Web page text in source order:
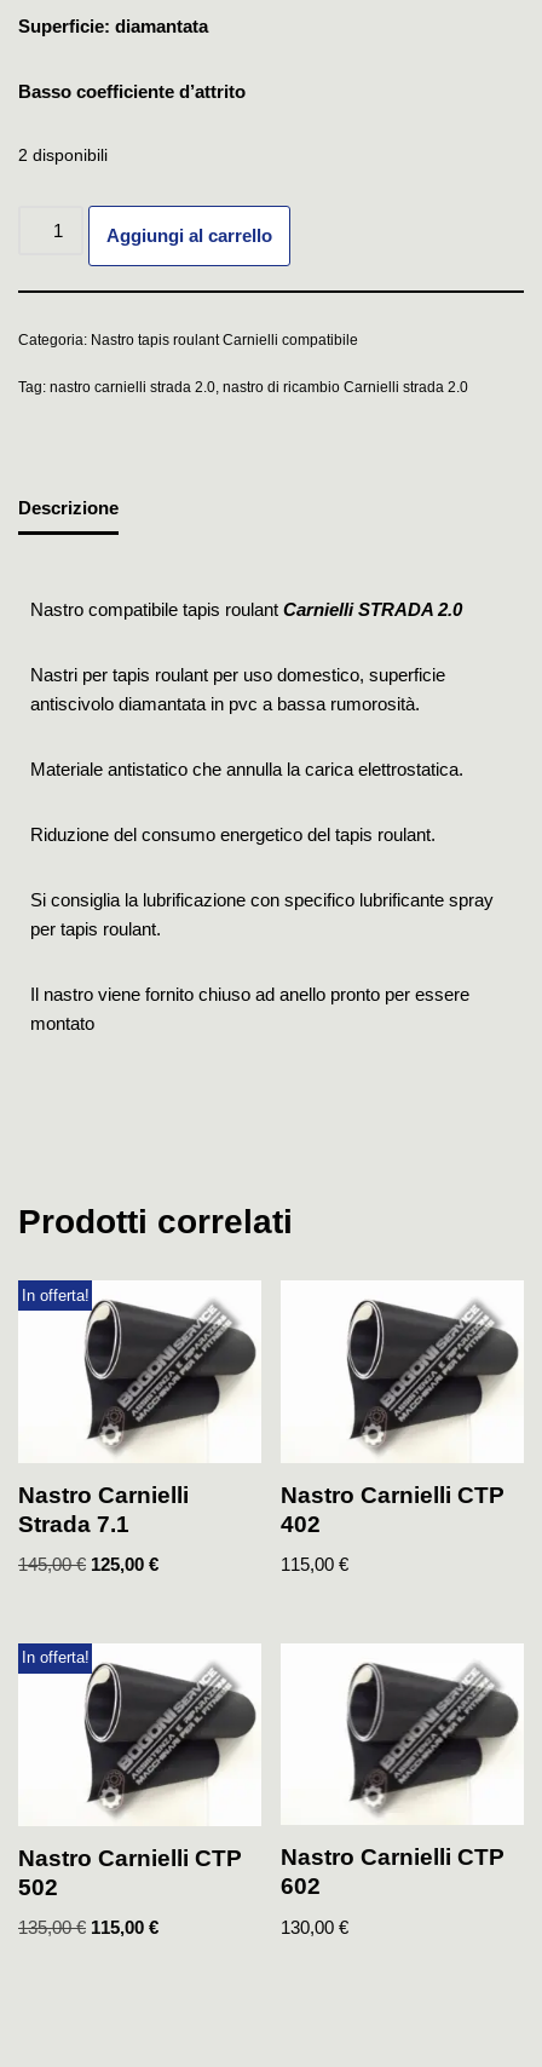
Superficie: diamantata
Basso coefficiente d’attrito
2 disponibili
Aggiungi al carrello
Categoria: Nastro tapis roulant Carnielli compatibile
Tag: nastro carnielli strada 2.0, nastro di ricambio Carnielli strada 2.0
Descrizione
Nastro compatibile tapis roulant Carnielli STRADA 2.0
Nastri per tapis roulant per uso domestico, superficie
antiscivolo diamantata in pvc a bassa rumorosità.
Materiale antistatico che annulla la carica elettrostatica.
Riduzione del consumo energetico del tapis roulant.
Si consiglia la lubrificazione con specifico lubrificante spray
per tapis roulant.
Il nastro viene fornito chiuso ad anello pronto per essere
montato
Prodotti correlati
In offerta!
Nastro Carnielli
Strada 7.1
145,00€ 125,00 €
Nastro Carnielli CTP
402
115,00€
In offerta!
Nastro Carnielli CTP
502
135,00€ 115,00 €
Nastro Carnielli CTP
602
130,00€